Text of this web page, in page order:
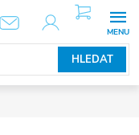
HLEDAT
NÁKUPNÍ
KOŠÍK